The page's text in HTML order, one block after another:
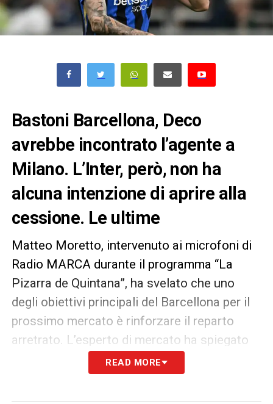
Bastoni Barcellona, Deco
avrebbe incontrato l’agente a
Milano. L’Inter, però, non ha
alcuna intenzione di aprire alla
cessione. Le ultime
Matteo Moretto, intervenuto ai microfoni di
Radio MARCA durante il programma “La
Pizarra de Quintana”, ha svelato che uno
degli obiettivi principali del Barcellona per il
prossimo mercato è rinforzare il reparto
arretrato. L’esperto di mercato ha spiegato
che la direzione sportiva blaugrana è al
lavoro per individuare profili che si sposino
READ MORE